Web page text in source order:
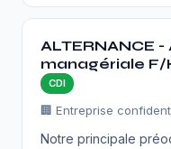
ALTERNANCE
managériale F/
CDI
🏢 Entreprise
Notre principale